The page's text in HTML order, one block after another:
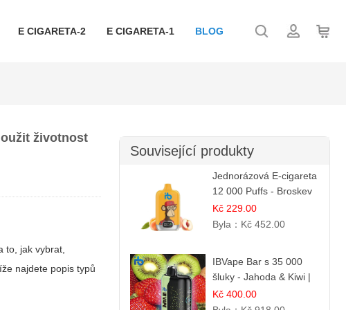
E CIGARETA-2 E CIGARETA-1 BLOG
životnost
to, jak vybrat,
najdete popis typů
Související produkty
Jednorázová E-cigareta
12 000 Puffs - Broskev
& Ovocná Šťáva |
Osvěžující ovocná
Kč 229.00
Byla： Kč 452.00
IBVape Bar s 35 000
šluky - Jahoda & Kiwi |
Osvěžující ovocná
směs
Kč 400.00